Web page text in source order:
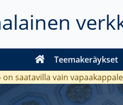
Teemakeräykset
saatavilla vain